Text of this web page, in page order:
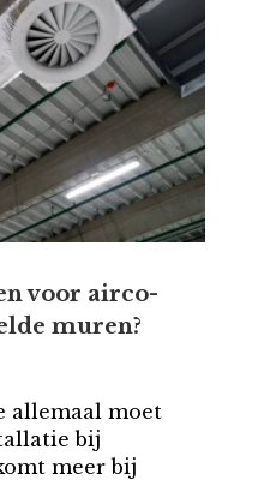
voor airco-
muren?
allemaal moet
bij
meer bij